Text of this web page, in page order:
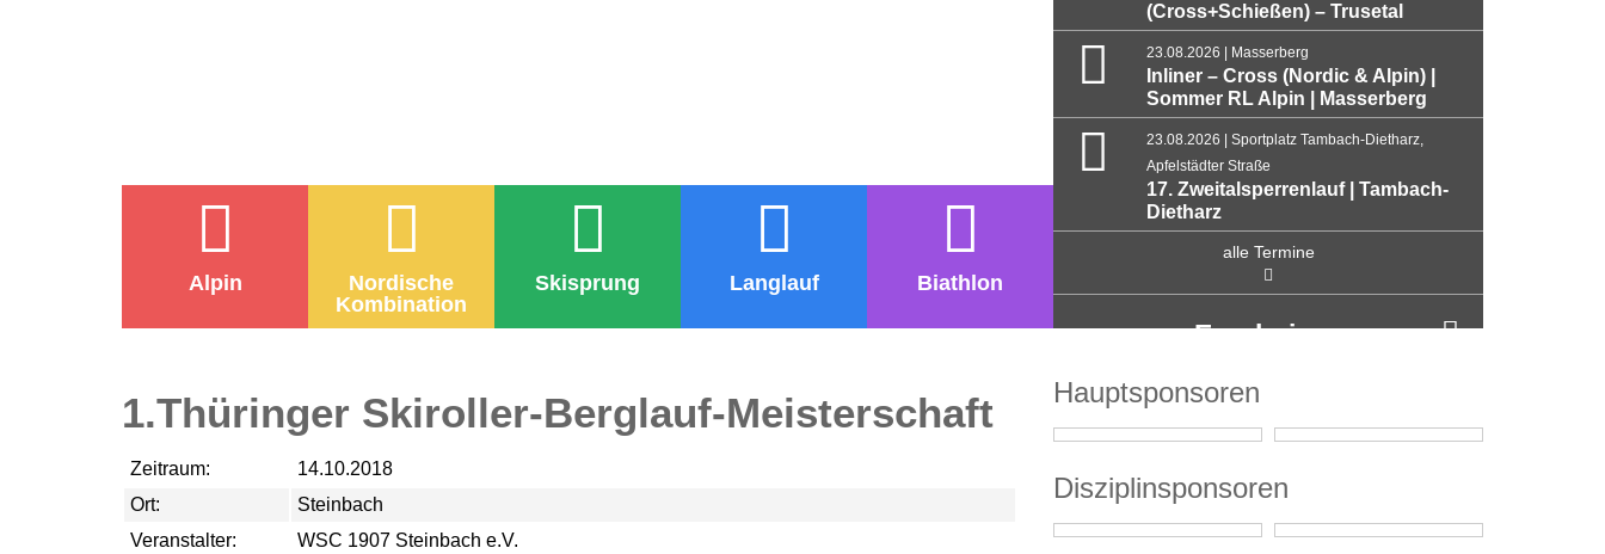
Alpin
Nordische
Kombination
Skisprung Langlauf Biathlon
(Cross+Schießen) – Trusetal
23.08.2026 | Masserberg
Inliner – Cross (Nordic & Alpin) |
Sommer RL Alpin | Masserberg
23.08.2026 | Sportplatz Tambach-Dietharz,
Apfelstädter Straße
17. Zweitalsperrenlauf | Tambach-
Dietharz
alle Termine
Ergebnisse
1.Thüringer Skiroller-Berglauf-Meisterschaft
Zeitraum:
14.10.2018
Ort:
Steinbach
Veranstalter:
WSC 1907 Steinbach e.V.
Hauptsponsoren
Disziplinsponsoren